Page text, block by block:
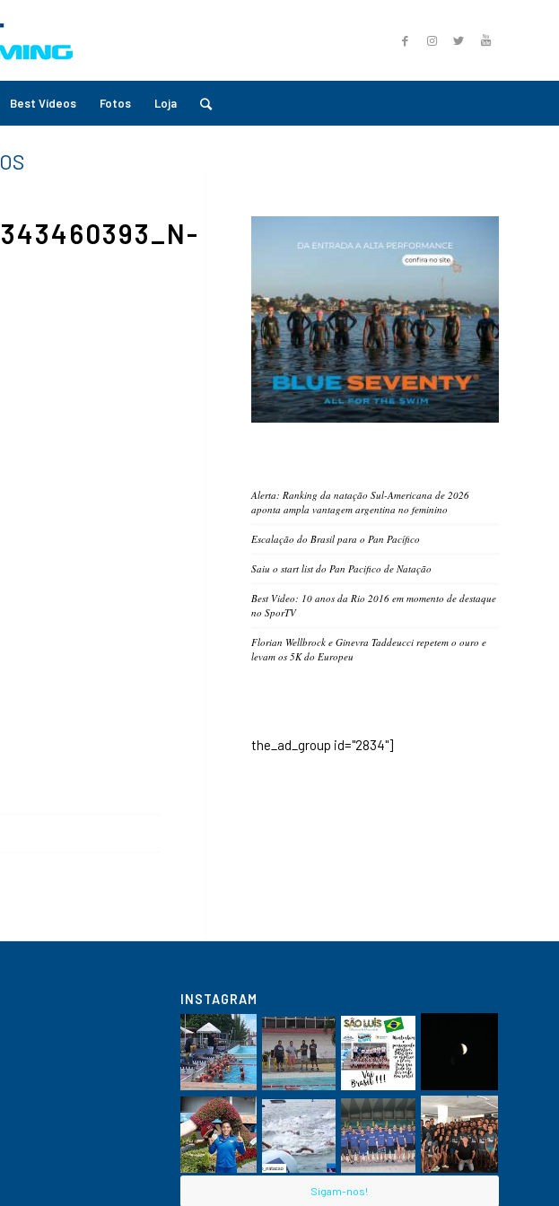
Best Vídeos Fotos Loja
Alerta: Ranking da natação Sul-Americana de 2026
aponta ampla vantagem argentina no feminino
Escalação do Brasil para o Pan Pacífico
Saiu o start list do Pan Pacifico de Natação
Best Video: 10 anos da Rio 2016 em momento de destaque
no SporTV
Florian Wellbrock e Ginevra Taddeucci repetem o ouro e
levam os 5K do Europeu
the_ad_group id="2834"]
INSTAGRAM
Sigam-nos!